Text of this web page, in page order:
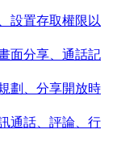
設置存取權限以
面分享、通話記
劃、分享開放時
通話、評論、行